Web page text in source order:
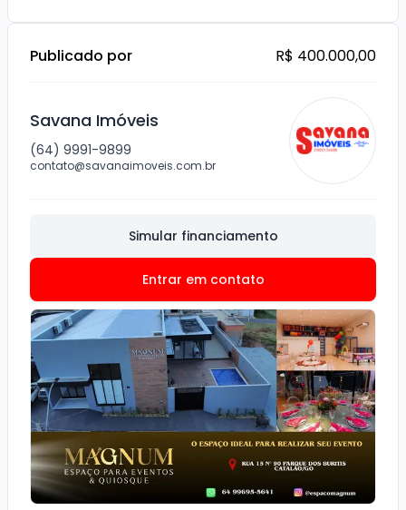
Publicado por R$ 400.000,00
Savana Imóveis
(64) 9991-9899
contato@savanaimoveis.com.br
Simular financiamento
Entrar em contato